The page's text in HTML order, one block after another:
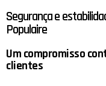
Segurança e
Populaire
Um compromisso
clientes